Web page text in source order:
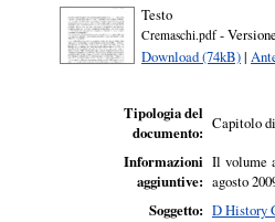
Testo
Cremaschi.pdf-
Download (74kB)|
Tipologia del
documento: Capitolo
Informazioni
aggiuntive:
Il volume
agosto
Soggetto: D History